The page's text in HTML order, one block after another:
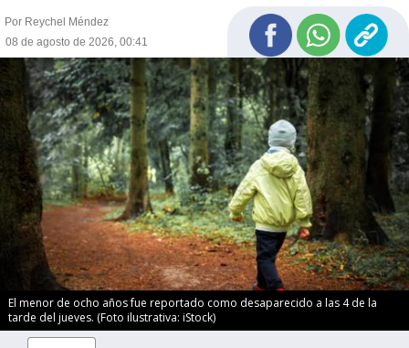
Por Reychel Méndez
08 de agosto de 2026, 00:41
El menor de ocho años fue reportado como desaparecido a las 4 de la
tarde del jueves. (Foto ilustrativa: iStock)